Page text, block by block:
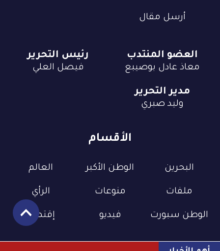
أرسل مقال
الأقسام
البحرين الوطن الأكبر العالم
ملفات منوعات الرأي
الوطن سبورت فيديو إقتصاد
العضو المنتدب
معاذ عادل بوصيبع
رئيس التحرير
فيصل العلي
مدير التحرير
وليد صبري